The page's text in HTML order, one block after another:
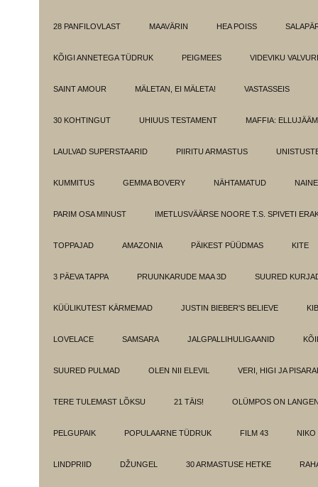
28 PANFILOVLAST MAAVÄRIN HEA POISS
KÕIGI ANNETEGA TÜDRUK PEIGMEES VIDEVIKU
SAINT AMOUR MÄLETAN, EI MÄLETA! VASTASSEIS
30 KOHTINGUT UHIUUS TESTAMENT MAFFIA:
LAULVAD SUPERSTAARID PIIRITU ARMASTUS
KUMMITUS GEMMA BOVERY NÄHTAMATUD
PARIM OSA MINUST IMETLUSVÄÄRSE NOORE T.S. SPIVETI
TOPPAJAD AMAZONIA PÄIKEST PÜÜDMAS KITE
3 PÄEVA TAPPA PRUUNKARUDE MAA 3D SUURED
KÜÜLIKUTEST KÄRMEMAD JUSTIN BIEBER'S BELIEVE
LOVELACE SAMSARA JALGPALLIHULIGAANID
SUURED PULMAD OLEN NII ELEVIL VERI, HIGI JA
TERE TULEMAST LÕKSU 21 TÄIS! OLÜMPOS ON
PELGUPAIK POPULAARNE TÜDRUK FILM 43 NIKO
LINDPRIID DŽUNGEL 30 ARMASTUSE HETKE